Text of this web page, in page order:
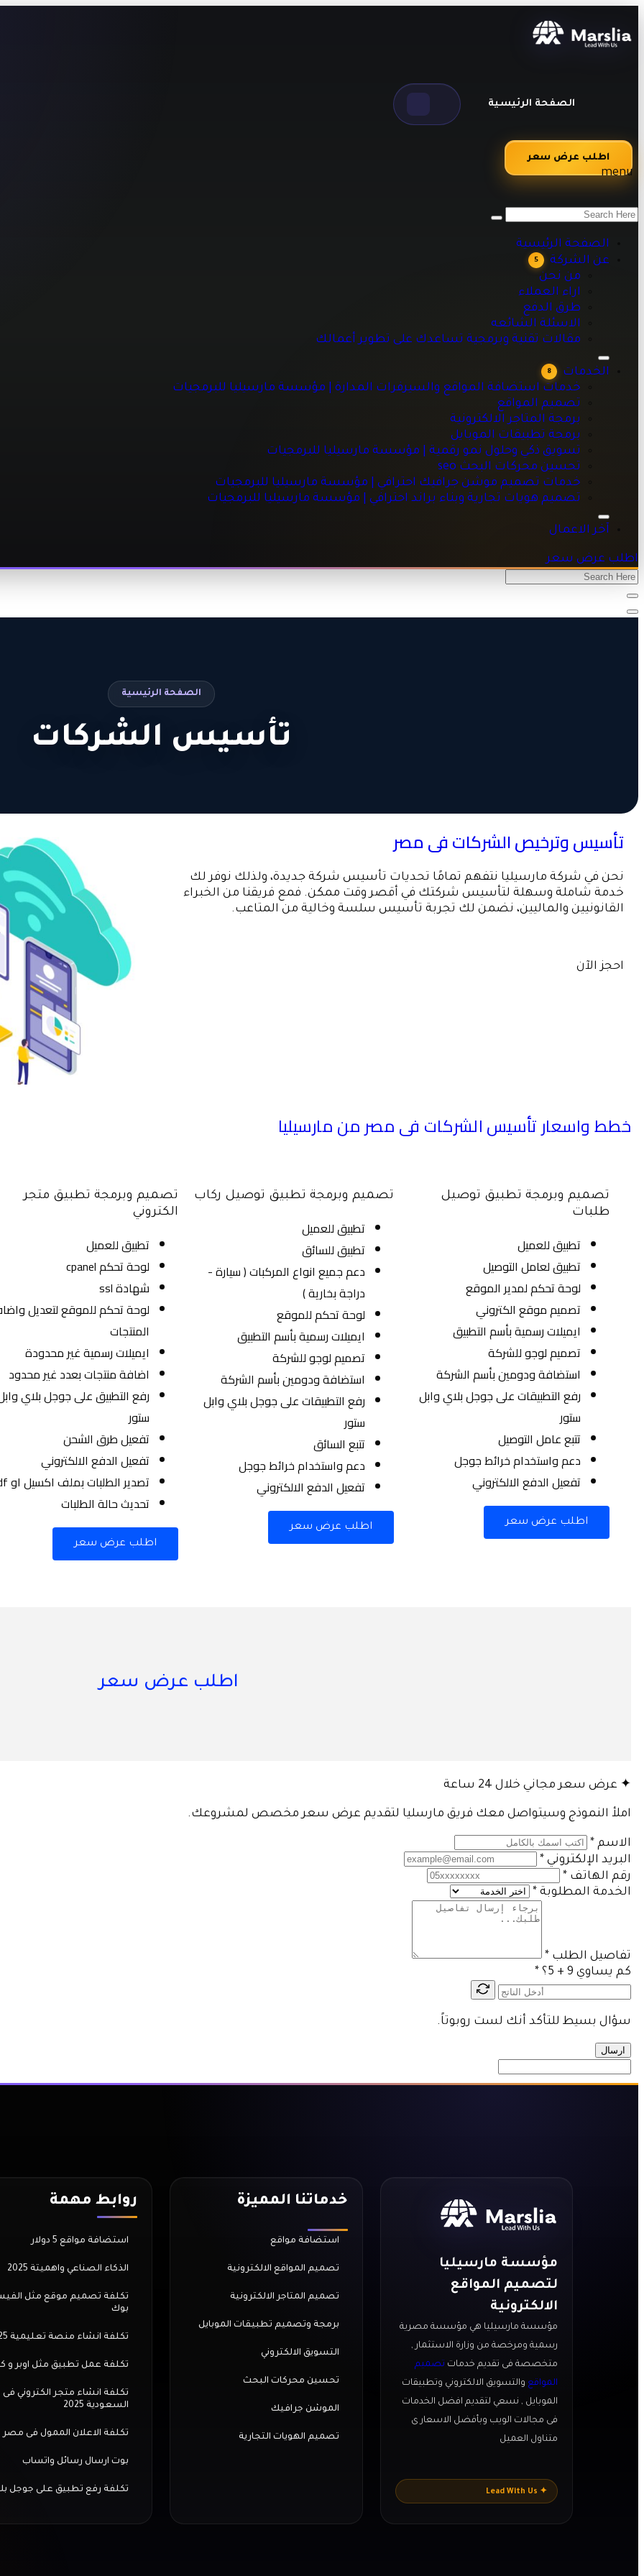
الصفحة الرئيسية
اراء العملاء
الاسئلة الشائعه
مقالات تقنية وبرمجية تساعدك على تطوير أعمالك
خدمات استضافة المواقع والسيرفرات المدارة | مؤسسة مارسيليا للبرمجيات
برمجة المتاجر الالكترونية
برمجة تطبيقات الموبايل
تسويق ذكي وحلول نمو رقمية | مؤسسة مارسيليا للبرمجيات
تحسين محركات البحث seo
خدمات تصميم موشن جرافيك احترافي | مؤسسة مارسيليا للبرمجيات
تصميم هويات تجارية وبناء براند احترافي | مؤسسة مارسيليا للبرمجيات
اطلب عرض سعر
menu
الصفحة الرئيسية
عن الشركة
5
من نحن
اراء العملاء
طرق الدفع
الاسئلة الشائعه
مقالات تقنية وبرمجية تساعدك على تطوير أعمالك
الخدمات 8
خدمات استضافة المواقع والسيرفرات المدارة | مؤسسة مارسيليا للبرمجيات
تصميم المواقع
برمجة المتاجر الالكترونية
برمجة تطبيقات الموبايل
تسويق ذكي وحلول نمو رقمية | مؤسسة مارسيليا للبرمجيات
تحسين محركات البحث seo
خدمات تصميم موشن جرافيك احترافي | مؤسسة مارسيليا للبرمجيات
تصميم هويات تجارية وبناء براند احترافي | مؤسسة مارسيليا للبرمجيات
آخر الاعمال
اطلب عرض سعر
الصفحة الرئيسية
تأسيس الشركات
تأسيس وترخيص الشركات فى مصر
نحن في شركة مارسيليا نتفهم تمامًا تحديات تأسيس شركة جديدة، ولذلك نوفر لك
خدمة شاملة وسهلة لتأسيس شركتك في أقصر وقت ممكن. فمع فريقنا من الخبراء
القانونيين والماليين، نضمن لك تجربة تأسيس سلسة وخالية من المتاعب.
احجز الآن
خطط واسعار تأسيس الشركات فى مصر من مارسيليا
تصميم وبرمجة تطبيق توصيل
طلبات
تطبيق للعميل
تطبيق لعامل التوصيل
لوحة تحكم لمدير الموقع
تصميم موقع الكتروني
ايميلات رسمية بأسم التطبيق
تصميم لوجو للشركة
استضافة ودومين بأسم الشركة
رفع التطبيقات على جوجل بلاي وابل
ستور
تتبع عامل التوصيل
دعم واستخدام خرائط جوجل
تفعيل الدفع الالكتروني
اطلب عرض سعر
تصميم وبرمجة تطبيق توصيل ركاب
تطبيق للعميل
تطبيق للسائق
دعم جميع انواع المركبات ( سيارة -
دراجة بخارية )
لوحة تحكم للموقع
ايميلات رسمية بأسم التطبيق
تصميم لوجو للشركة
استضافة ودومين بأسم الشركة
رفع التطبيقات على جوجل بلاي وابل
ستور
تتبع السائق
دعم واستخدام خرائط جوجل
تفعيل الدفع الالكتروني
اطلب عرض سعر
تصميم وبرمجة تطبيق متجر
الكتروني
تطبيق للعميل
لوحة تحكم cpanel
شهادة ssl
لوحة تحكم للموقع لتعديل
المنتجات
ايميلات رسمية غير محدودة
اضافة منتجات بعدد غير محدود
رفع التطبيق على جوجل بلاي
ستور
تفعيل طرق الشحن
تفعيل الدفع الالكتروني
تصدير الطلبات بملف اكسيل او pdf
تحديث حالة الطلبات
اطلب عرض سعر
اطلب عرض سعر
✦ عرض سعر مجاني خلال 24 ساعة
املأ النموذج وسيتواصل معك فريق مارسليا لتقديم عرض سعر مخصص لمشروعك.
الاسم *
البريد الإلكتروني *
رقم الهاتف *
الخدمة المطلوبة *
تفاصيل الطلب *
كم يساوي 9 + 5؟
*
سؤال بسيط للتأكد أنك لست روبوتاً.
ارسال
مؤسسة مارسيليا
لتصميم المواقع
الالكترونية
مؤسسة مارسيليا هي مؤسسة مصرية
رسمية ومرخصة من وزارة الاستثمار ,
متخصصة فى تقديم خدمات تصميم
المواقع والتسويق الالكتروني وتطبيقات
الموبايل , نسعي لتقديم افضل الخدمات
فى مجالات الويب وبأفضل الاسعار ى
متناول العميل
✦ Lead With Us
خدماتنا المميزة
استضافة مواقع
تصميم المواقع الالكترونية
تصميم المتاجر الالكترونية
برمجة وتصميم تطبيقات الموبايل
التسويق الالكتروني
تحسين محركات البحث
الموشن جرافيك
تصميم الهويات التجارية
روابط مهمة
استضافة مواقع 5 دولار
الذكاء الصناعي واهميتة 2025
تكلفة تصميم موقع مثل
بوك
تكلفة انشاء منصة تعليمية 2025
تكلفة عمل تطبيق مثل اوبر و
تكلفة انشاء متجر الكتروني فى
السعودية 2025
تكلفة الاعلان الممول فى مصر
بوت ارسال رسائل واتساب
تكلفة رفع تطبيق على جوجل